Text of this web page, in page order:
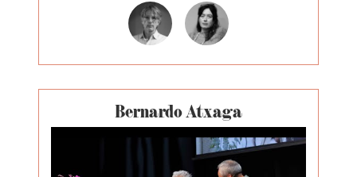
Bernardo Atxaga